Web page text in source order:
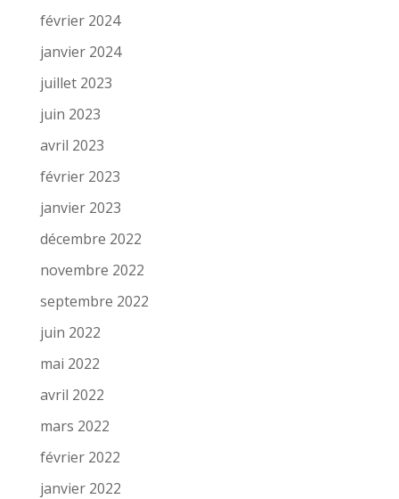
février 2024
janvier 2024
juillet 2023
juin 2023
avril 2023
février 2023
janvier 2023
décembre 2022
novembre 2022
septembre 2022
juin 2022
mai 2022
avril 2022
mars 2022
février 2022
janvier 2022